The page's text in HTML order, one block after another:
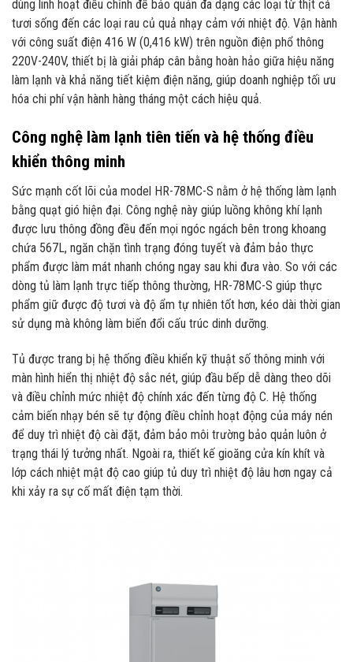
dùng linh hoạt điều chỉnh để bảo quản đa dạng các loại từ thịt cá
tươi sống đến các loại rau củ quả nhạy cảm với nhiệt độ. Vận hành
với công suất điện 416 W (0,416 kW) trên nguồn điện phổ thông
220V-240V, thiết bị là giải pháp cân bằng hoàn hảo giữa hiệu năng
làm lạnh và khả năng tiết kiệm điện năng, giúp doanh nghiệp tối ưu
hóa chi phí vận hành hàng tháng một cách hiệu quả.
Công nghệ làm lạnh tiên tiến và hệ thống điều
khiển thông minh
Sức mạnh cốt lõi của model HR-78MC-S nằm ở hệ thống làm lạnh
bằng quạt gió hiện đại. Công nghệ này giúp luồng không khí lạnh
được lưu thông đồng đều đến mọi ngóc ngách bên trong khoang
chứa 567L, ngăn chặn tình trạng đóng tuyết và đảm bảo thực
phẩm được làm mát nhanh chóng ngay sau khi đưa vào. So với các
dòng tủ làm lạnh trực tiếp thông thường, HR-78MC-S giúp thực
phẩm giữ được độ tươi và độ ẩm tự nhiên tốt hơn, kéo dài thời gian
sử dụng mà không làm biến đổi cấu trúc dinh dưỡng.
Tủ được trang bị hệ thống điều khiển kỹ thuật số thông minh với
màn hình hiển thị nhiệt độ sắc nét, giúp đầu bếp dễ dàng theo dõi
và điều chỉnh mức nhiệt độ chính xác đến từng độ C. Hệ thống
cảm biến nhạy bén sẽ tự động điều chỉnh hoạt động của máy nén
để duy trì nhiệt độ cài đặt, đảm bảo môi trường bảo quản luôn ở
trạng thái lý tưởng nhất. Ngoài ra, thiết kế gioăng cửa kín khít và
lớp cách nhiệt mật độ cao giúp tủ duy trì nhiệt độ lâu hơn ngay cả
khi xảy ra sự cố mất điện tạm thời.